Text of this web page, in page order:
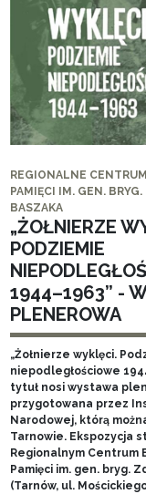
REGIONALNE
PAMIĘCI IM. GEN.
BASZAKA
„ŻOŁNIERZE
PODZIEMIE
1944–1963” -
PLENEROWA
„Żołnierze wyklęci.
niepodległościowe
tytuł nosi wystawa
przygotowana przez
Narodowej, którą
Tarnowie. Ekspozycja
Regionalnym Centrum
Pamięci im. gen. bryg.
(Tarnów, ul.